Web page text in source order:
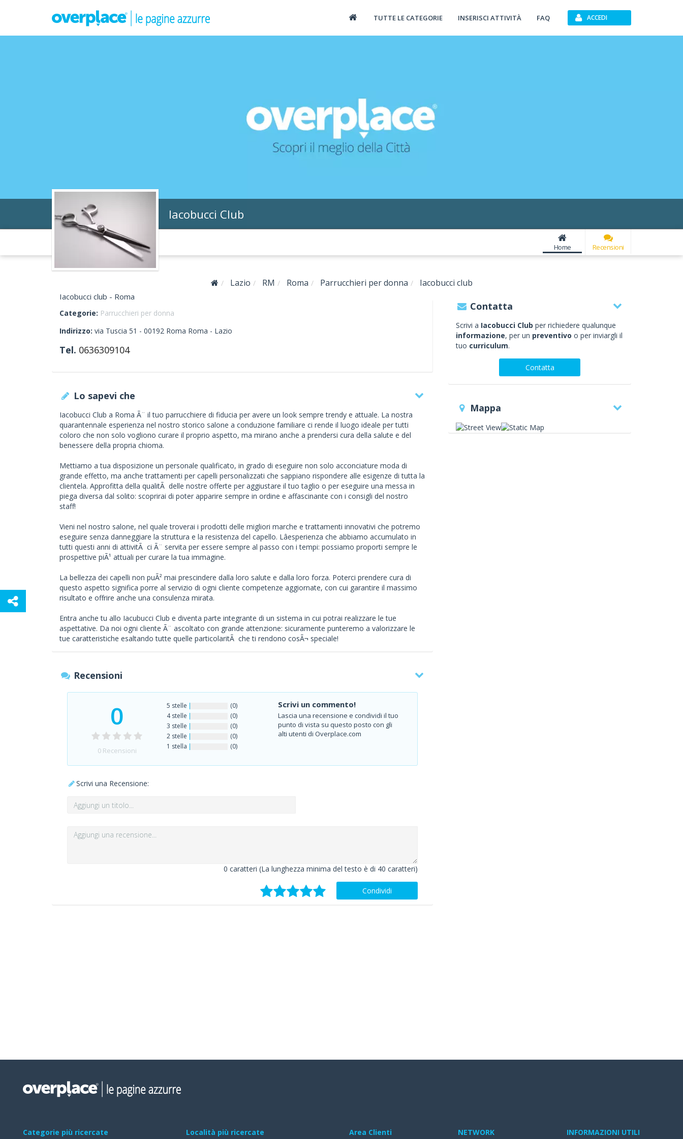
TUTTE LE CATEGORIE INSERISCI ATTIVITÀ FAQ ACCEDI
Iacobucci Club
Home Recensioni
Lazio RM Roma Parrucchieri per donna Iacobucci club
Iacobucci club - Roma
Categorie: Parrucchieri per donna
Indirizzo: via Tuscia 51 - 00192 Roma Roma - Lazio
Tel. 0636309104
Lo sapevi che
Iacobucci Club a Roma Ã¨ il tuo parrucchiere di fiducia per avere un look sempre trendy e attuale. La nostra
quarantennale esperienza nel nostro storico salone a conduzione familiare ci rende il luogo ideale per tutti
coloro che non solo vogliono curare il proprio aspetto, ma mirano anche a prendersi cura della salute e del
benessere della propria chioma.
Mettiamo a tua disposizione un personale qualificato, in grado di eseguire non solo acconciature moda di
grande effetto, ma anche trattamenti per capelli personalizzati che sappiano rispondere alle esigenze di tutta la
clientela. Approfitta della qualitÃ delle nostre offerte per aggiustare il tuo taglio o per eseguire una messa in
piega diversa dal solito: scoprirai di poter apparire sempre in ordine e affascinante con i consigli del nostro
staff!
Vieni nel nostro salone, nel quale troverai i prodotti delle migliori marche e trattamenti innovativi che potremo
eseguire senza danneggiare la struttura e la resistenza del capello. Lâesperienza che abbiamo accumulato in
tutti questi anni di attivitÃ ci Ã¨ servita per essere sempre al passo con i tempi: possiamo proporti sempre le
prospettive piÃ¹ attuali per curare la tua immagine.
La bellezza dei capelli non puÃ² mai prescindere dalla loro salute e dalla loro forza. Poterci prendere cura di
questo aspetto significa porre al servizio di ogni cliente competenze aggiornate, con cui garantire il massimo
risultato e offrire anche una consulenza mirata.
Entra anche tu allo Iacubucci Club e diventa parte integrante di un sistema in cui potrai realizzare le tue
aspettative. Da noi ogni cliente Ã¨ ascoltato con grande attenzione: sicuramente punteremo a valorizzare le
tue caratteristiche esaltando tutte quelle particolaritÃ che ti rendono cosÃ¬ speciale!
Recensioni
0
0Recensioni
5 stelle
(0)
4 stelle
(0)
3 stelle
(0)
2 stelle
(0)
1 stella
(0)
Scrivi un commento!
Lascia una recensione e condividi il tuo
punto di vista su questo posto con gli
alti utenti di Overplace.com
Scrivi una Recensione:
0 caratteri (La lunghezza minima del testo è di 40 caratteri)
Condividi
Contatta
Scrivi a Iacobucci Club per richiedere qualunque
informazione, per un preventivo o per inviargli il
tuo curriculum.
Contatta
Mappa
Categorie più ricercate Località più ricercate Area Clienti NETWORK INFORMAZIONI UTILI